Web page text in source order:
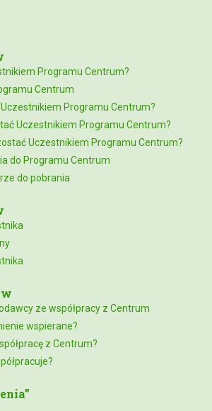
Programu Centrum?
Centrum
Programu Centrum?
Uczestnikiem Programu Centrum?
Uczestnikiem Programu Centrum?
do Programu Centrum
do pobrania
ze współpracy z Centrum
wspierane?
z Centrum?